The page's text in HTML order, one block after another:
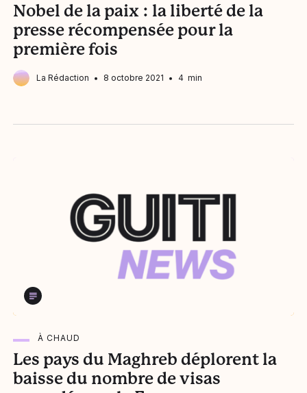
Nobel de la paix : la liberté de la
presse récompensée pour la
première fois
La Rédaction 8 octobre 2021 4 min
À CHAUD
Les pays du Maghreb déplorent la
baisse du nombre de visas